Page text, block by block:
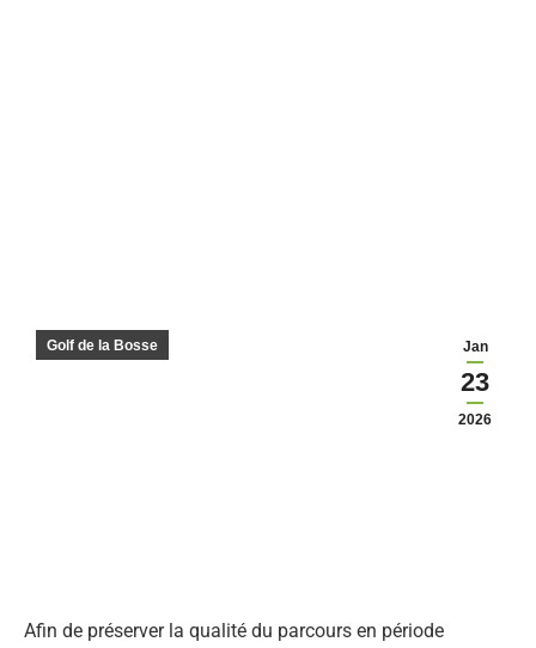
Jan
23
2026
Golf de la Bosse
Afin de préserver la qualité du parcours en période